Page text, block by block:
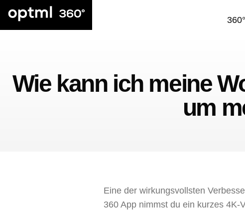
Wie kann ich meine
um
Eine der wirkungsvollsten
360 App nimmst du ein kurzes